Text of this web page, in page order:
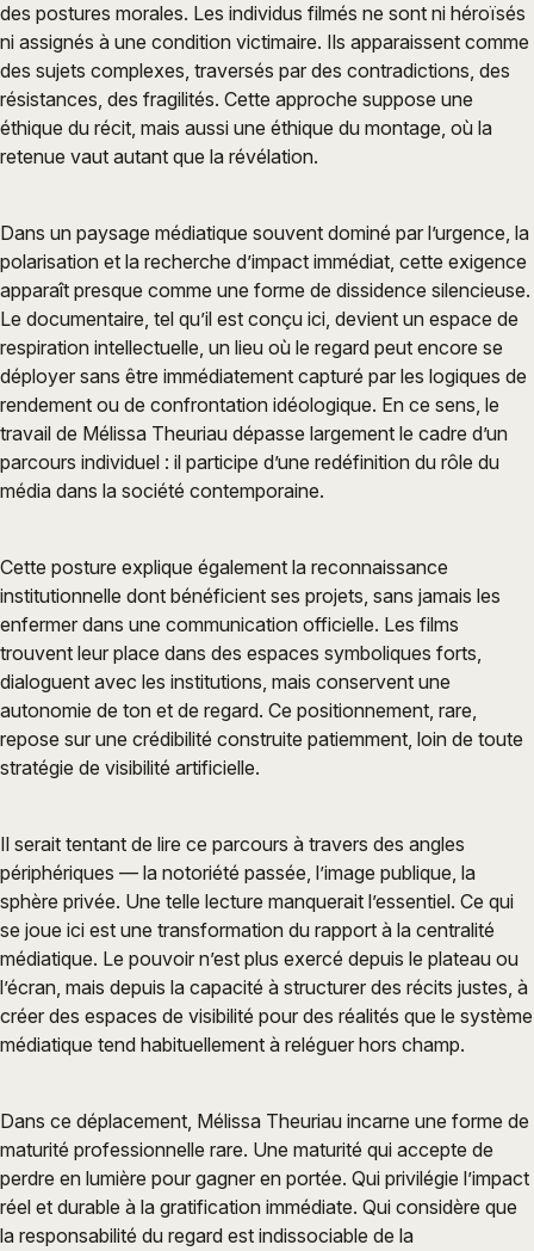
des postures morales. Les individus filmés ne sont ni héroïsés
ni assignés à une condition victimaire. Ils apparaissent comme
des sujets complexes, traversés par des contradictions, des
résistances, des fragilités. Cette approche suppose une
éthique du récit, mais aussi une éthique du montage, où la
retenue vaut autant que la révélation.
Dans un paysage médiatique souvent dominé par l’urgence, la
polarisation et la recherche d’impact immédiat, cette exigence
apparaît presque comme une forme de dissidence silencieuse.
Le documentaire, tel qu’il est conçu ici, devient un espace de
respiration intellectuelle, un lieu où le regard peut encore se
déployer sans être immédiatement capturé par les logiques de
rendement ou de confrontation idéologique. En ce sens, le
travail de Mélissa Theuriau dépasse largement le cadre d’un
parcours individuel : il participe d’une redéfinition du rôle du
média dans la société contemporaine.
Cette posture explique également la reconnaissance
institutionnelle dont bénéficient ses projets, sans jamais les
enfermer dans une communication officielle. Les films
trouvent leur place dans des espaces symboliques forts,
dialoguent avec les institutions, mais conservent une
autonomie de ton et de regard. Ce positionnement, rare,
repose sur une crédibilité construite patiemment, loin de toute
stratégie de visibilité artificielle.
Il serait tentant de lire ce parcours à travers des angles
périphériques — la notoriété passée, l’image publique, la
sphère privée. Une telle lecture manquerait l’essentiel. Ce qui
se joue ici est une transformation du rapport à la centralité
médiatique. Le pouvoir n’est plus exercé depuis le plateau ou
l’écran, mais depuis la capacité à structurer des récits justes, à
créer des espaces de visibilité pour des réalités que le système
médiatique tend habituellement à reléguer hors champ.
Dans ce déplacement, Mélissa Theuriau incarne une forme de
maturité professionnelle rare. Une maturité qui accepte de
perdre en lumière pour gagner en portée. Qui privilégie l’impact
réel et durable à la gratification immédiate. Qui considère que
la responsabilité du regard est indissociable de la